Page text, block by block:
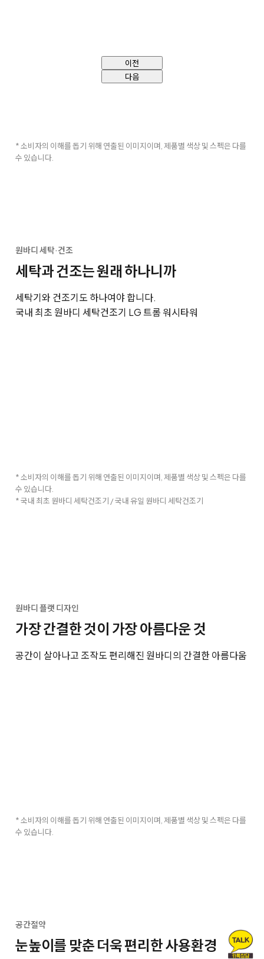
이전
다음
* 소비자의 이해를 돕기 위해 연출된 이미지이며, 제품별 색상 및 스펙은 다를
수 있습니다.
원바디 세탁·건조
세탁과 건조는 원래 하나니까
세탁기와 건조기도 하나여야 합니다.
국내 최초 원바디 세탁건조기 LG 트롬 워시타워
* 소비자의 이해를 돕기 위해 연출된 이미지이며, 제품별 색상 및 스펙은 다를
수 있습니다.
* 국내 최초 원바디 세탁건조기 / 국내 유일 원바디 세탁건조기
원바디 플랫 디자인
가장 간결한 것이 가장 아름다운 것
공간이 살아나고 조작도 편리해진 원바디의 간결한 아름다움
* 소비자의 이해를 돕기 위해 연출된 이미지이며, 제품별 색상 및 스펙은 다를
수 있습니다.
공간절약
눈높이를 맞춘 더욱 편리한 사용환경